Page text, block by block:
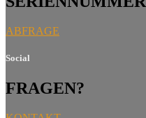
ABFRAGE
Social
FRAGEN?